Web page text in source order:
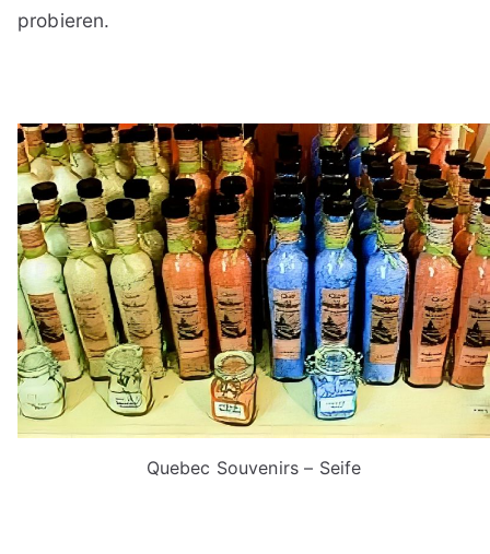
probieren.
Quebec Souvenirs – Seife